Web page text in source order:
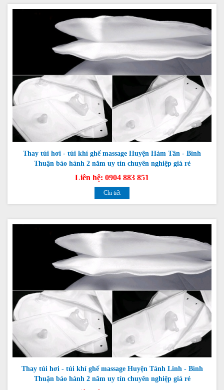
Thay túi hơi - túi khí ghế massage Huyện Hàm Tân - Bình
Thuận bảo hành 2 năm uy tín chuyên nghiệp giá rẻ
Liên hệ: 0904 883 851
Chi tiết
Thay túi hơi - túi khí ghế massage Huyện Tánh Linh - Bình
Thuận bảo hành 2 năm uy tín chuyên nghiệp giá rẻ